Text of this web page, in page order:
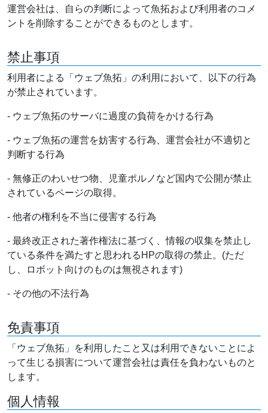
運営会社は、自らの判断によって魚拓および利用者のコメ
ントを削除することができるものとします。
禁止事項
利用者による「ウェブ魚拓」の利用において、以下の行為
が禁止されています。
- ウェブ魚拓のサーバに過度の負荷をかける行為
- ウェブ魚拓の運営を妨害する行為、運営会社が不適切と
判断する行為
- 無修正のわいせつ物、児童ポルノなど国内で公開が禁止
されているページの取得。
- 他者の権利を不当に侵害する行為
- 最終改正された著作権法に基づく、情報の収集を禁止し
ている条件を満たすと思われるHPの取得の禁止。(ただ
し、ロボット向けのものは無視されます)
- その他の不法行為
免責事項
「ウェブ魚拓」を利用したこと又は利用できないことによ
って生じる損害について運営会社は責任を負わないものと
します。
個人情報